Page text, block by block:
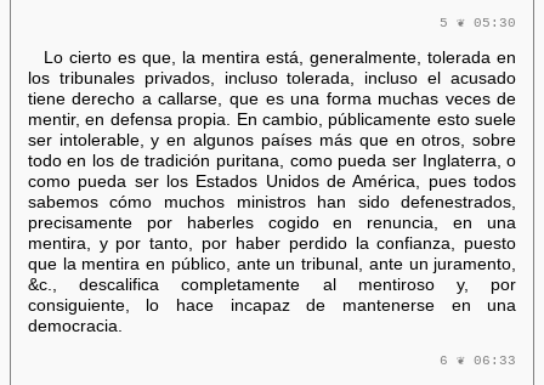
5 ❦ 05:30
Lo cierto es que, la mentira está, generalmente, tolerada en
los tribunales privados, incluso tolerada, incluso el acusado
tiene derecho a callarse, que es una forma muchas veces de
mentir, en defensa propia. En cambio, públicamente esto suele
ser intolerable, y en algunos países más que en otros, sobre
todo en los de tradición puritana, como pueda ser Inglaterra, o
como pueda ser los Estados Unidos de América, pues todos
sabemos cómo muchos ministros han sido defenestrados,
precisamente por haberles cogido en renuncia, en una
mentira, y por tanto, por haber perdido la confianza, puesto
que la mentira en público, ante un tribunal, ante un juramento,
&c., descalifica completamente al mentiroso y, por
consiguiente, lo hace incapaz de mantenerse en una
democracia.
6 ❦ 06:33